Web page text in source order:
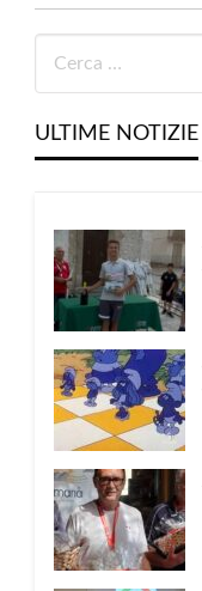
ULTIME NOTIZIE